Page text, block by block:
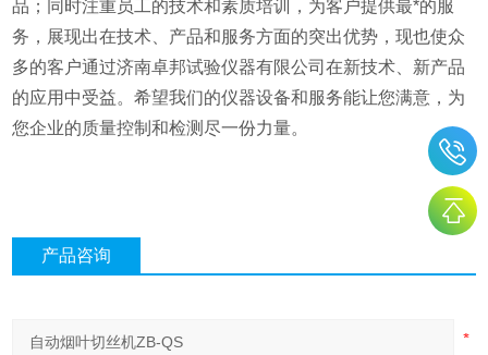
品；同时注重员工的技术和素质培训，为客户提供最*的服
务，展现出在技术、产品和服务方面的突出优势，现也使众
多的客户通过济南卓邦试验仪器有限公司在新技术、新产品
的应用中受益。希望我们的仪器设备和服务能让您满意，为
您企业的质量控制和检测尽一份力量。
产品咨询